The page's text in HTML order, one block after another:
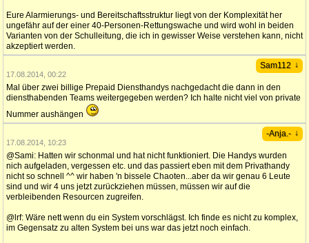
Eure Alarmierungs- und Bereitschaftsstruktur liegt von der Komplexität her
ungefähr auf der einer 40-Personen-Rettungswache und wird wohl in beiden
Varianten von der Schulleitung, die ich in gewisser Weise verstehen kann, nicht
akzeptiert werden.
Sam112 ↓
17.08.2014, 00:22
Mal über zwei billige Prepaid Diensthandys nachgedacht die dann in den
diensthabenden Teams weitergegeben werden? Ich halte nicht viel von private
Nummer aushängen
-Anja.- ↓
17.08.2014, 10:23
@Sami: Hatten wir schonmal und hat nicht funktioniert. Die Handys wurden
nich aufgeladen, vergessen etc. und das passiert eben mit dem Privathandy
nicht so schnell ^^ wir haben 'n bissele Chaoten...aber da wir genau 6 Leute
sind und wir 4 uns jetzt zurückziehen müssen, müssen wir auf die
verbleibenden Resourcen zugreifen.
@lrf: Wäre nett wenn du ein System vorschlägst. Ich finde es nicht zu komplex,
im Gegensatz zu alten System bei uns war das jetzt noch einfach.